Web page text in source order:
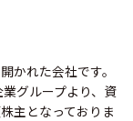
かれた会社です。
グループより、資
主となっておりま